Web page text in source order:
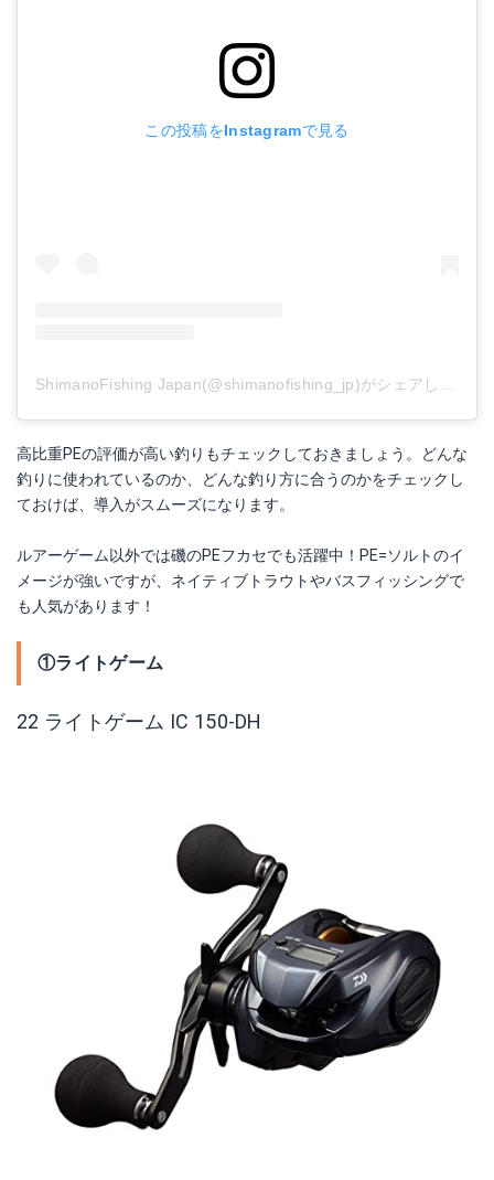
この投稿をInstagramで見る
高比重PEの評価が高い釣りもチェックしておきましょう。どんな
釣りに使われているのか、どんな釣り方に合うのかをチェックし
ておけば、導入がスムーズになります。
ルアーゲーム以外では磯のPEフカセでも活躍中！PE=ソルトのイ
メージが強いですが、ネイティブトラウトやバスフィッシングで
も人気があります！
①ライトゲーム
22 ライトゲーム IC 150-DH